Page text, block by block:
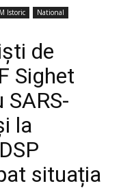
Istoric
National
de
Sighet
la
situația